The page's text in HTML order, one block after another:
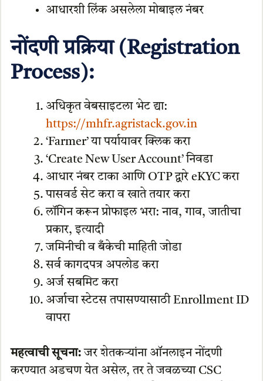
आधारशी लिंक असलेला मोबाइल नंबर
नोंदणी प्रक्रिया (Registration
Process):
अधिकृत वेबसाइटला भेट द्या:
https://mhfr.agristack.gov.in
‘Farmer’ या पर्यायावर क्लिक करा
‘Create New User Account’ निवडा
आधार नंबर टाका आणि OTP द्वारे eKYC करा
पासवर्ड सेट करा व खाते तयार करा
लॉगिन करून प्रोफाइल भरा: नाव, गाव, जातीचा
प्रकार, इत्यादी
जमिनीची व बँकेची माहिती जोडा
सर्व कागदपत्र अपलोड करा
अर्ज सबमिट करा
अर्जाचा स्टेटस तपासण्यासाठी Enrollment ID
वापरा
महत्वाची सूचना:जर शेतकऱ्यांना ऑनलाइन नोंदणी
करण्यात अडचण येत असेल, तर ते जवळच्या CSC